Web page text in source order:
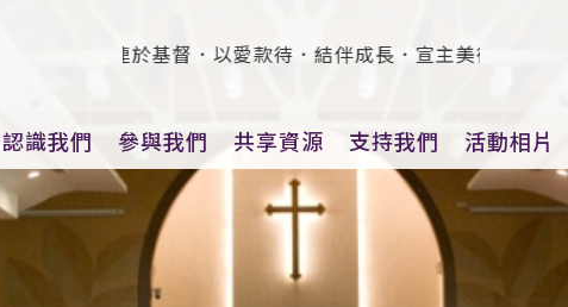
）：連於基督．以愛款待．結伴成長．宣主美德
認識我們 參與我們 共享資源 支持我們 活動相片